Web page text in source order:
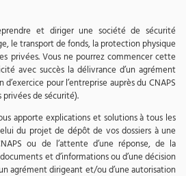
et diriger une société de sécurité
le transport de fonds, la protection physique
privées. Vous ne pourrez commencer cette
avec succès la délivrance d’un agrément
pour l’entreprise auprès du CNAPS
de sécurité).
apporte explications et solutions à tous les
du projet de dépôt de vos dossiers à une
ou de l’attente d’une réponse, de la
et d’informations ou d’une décision
agrément dirigeant et/ou d’une autorisation